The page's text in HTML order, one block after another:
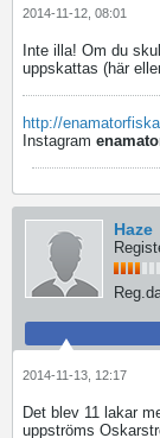
2014-11-12, 08:01
Inte illa! Om du
uppskattas (här
http://
Instagram
Haze
2014-11-13, 12:17
Det blev 11 lakar
uppströms